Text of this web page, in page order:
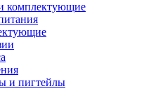
комплектующие
и пигтейлы